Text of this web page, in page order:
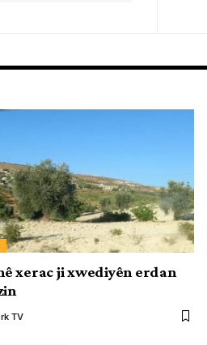
xerac ji xwediyên erdan
TV